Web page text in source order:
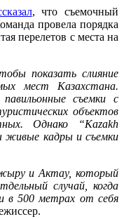
, что съемочный
провела порядка
перелетов с места на
показать слияние
мест Казахстана.
павильонные съемки с
объектов
Однако “Kazakh
живые кадры и съемки
и Актау, который
случай, когда
в 500 метрах от себя